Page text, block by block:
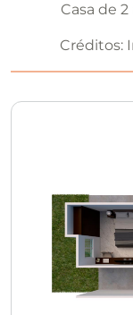
Casa de
Créditos: